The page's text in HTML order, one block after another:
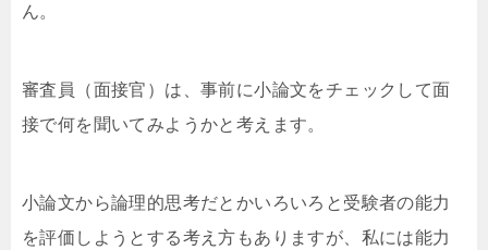
ん。
審査員（面接官）は、事前に小論文をチェックして面
接で何を聞いてみようかと考えます。
小論文から論理的思考だとかいろいろと受験者の能力
を評価しようとする考え方もありますが、私には能力